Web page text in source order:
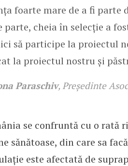
foarte mare de a fi parte
parte, cheia în selecție a
să participe la proiectul
la proiectul nostru și
Paraschiv, Președinte
se confruntă cu o rată
sănătoase, din care sa
este afectată de